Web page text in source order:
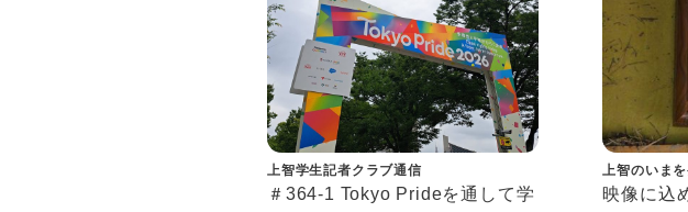
上智学生記者クラブ通信
＃364-1 Tokyo Prideを通して学
上智のいま
映像に込